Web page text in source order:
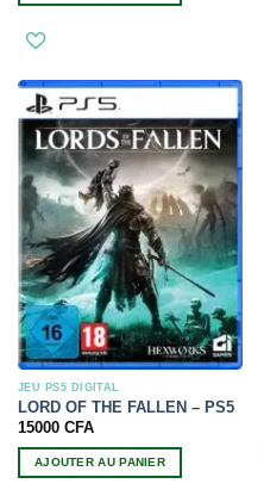
JEU PS5 DIGITAL
LORD OF THE FALLEN – PS5
15000 CFA
AJOUTER AU PANIER